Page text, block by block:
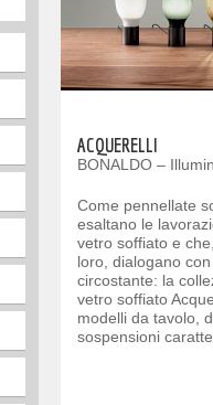
ACQUERELLI
BONALDO –
Come pennellate
esaltano le
vetro soffiato e
loro, dialogano con
circostante: la
vetro soffiato
modelli da tavolo,
sospensioni